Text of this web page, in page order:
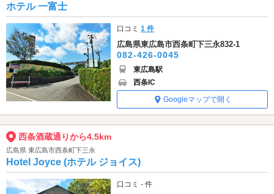
ホテル 一富士
口コミ1 件
広島県東広島市西条町下三永832-1
082-426-0045
東広島駅
西条IC
Googleマップで開く
西条酒蔵通りから4.5km
広島県 東広島市西条町下三永
Hotel Joyce (ホテル ジョイス)
口コミ - 件